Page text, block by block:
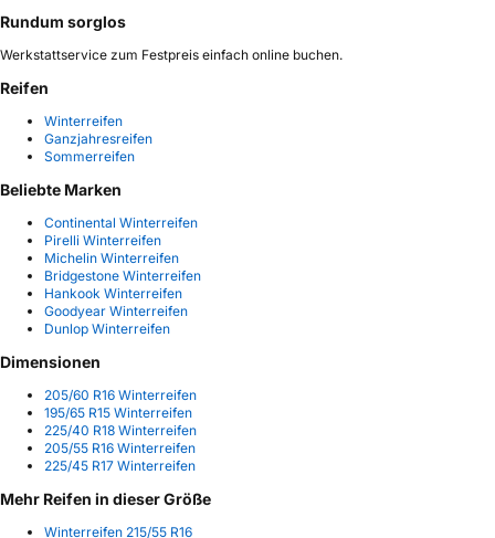
Rundum sorglos
Werkstattservice zum Festpreis einfach online buchen.
Reifen
Winterreifen
Ganzjahresreifen
Sommerreifen
Beliebte Marken
Continental Winterreifen
Pirelli Winterreifen
Michelin Winterreifen
Bridgestone Winterreifen
Hankook Winterreifen
Goodyear Winterreifen
Dunlop Winterreifen
Dimensionen
205/60 R16 Winterreifen
195/65 R15 Winterreifen
225/40 R18 Winterreifen
205/55 R16 Winterreifen
225/45 R17 Winterreifen
Mehr Reifen in dieser Größe
Winterreifen 215/55 R16